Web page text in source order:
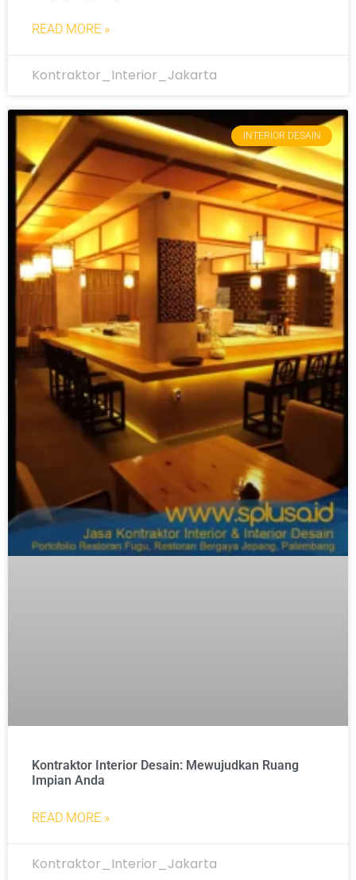
READ MORE »
Kontraktor_Interior_Jakarta
INTERIOR DESAIN
Kontraktor Interior Desain: Mewujudkan Ruang
Impian Anda
READ MORE »
Kontraktor_Interior_Jakarta